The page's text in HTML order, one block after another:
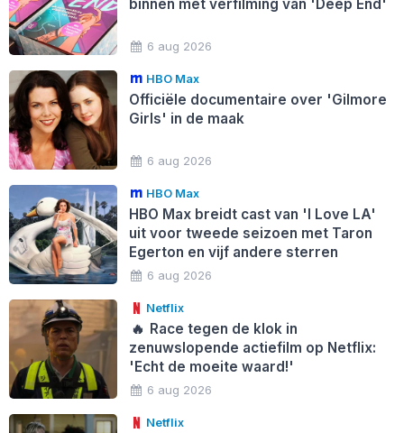
binnen met verfilming van 'Deep End'
6 aug 2026
HBO Max
Officiële documentaire over 'Gilmore
Girls' in de maak
6 aug 2026
HBO Max
HBO Max breidt cast van 'I Love LA'
uit voor tweede seizoen met Taron
Egerton en vijf andere sterren
6 aug 2026
Netflix
🔥 Race tegen de klok in
zenuwslopende actiefilm op Netflix:
'Echt de moeite waard!'
6 aug 2026
Netflix